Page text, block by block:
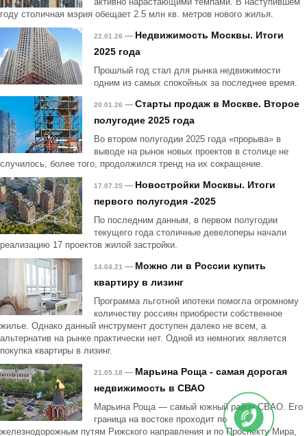
году столичная мэрия обещает 2.5 млн кв. метров нового жилья.
22.01.26 — Недвижимость Москвы. Итоги
2025 года
Прошлый год стал для рынка недвижимости
одним из самых спокойных за последнее время.
20.01.26 — Старты продаж в Москве. Второе
полугодие 2025 года
Во втором полугодии 2025 года «прорыва» в
выводе на рынок новых проектов в столице не
случилось, более того, продолжился тренд на их сокращение.
17.07.25 — Новостройки Москвы. Итоги
первого полугодия -2025
По последним данным, в первом полугодии
текущего года столичные девелоперы начали
реализацию 17 проектов жилой застройки.
14.04.21 — Можно ли в России купить
квартиру в лизинг
Программа льготной ипотеки помогла огромному
количеству россиян приобрести собственное
жилье. Однако данный инструмент доступен далеко не всем, а
альтернатив на рынке практически нет. Одной из немногих является
покупка квартиры в лизинг.
21.05.18 — Марьина Роща - самая дорогая
недвижимость в СВАО
Марьина Роща — самый южный район СВАО. Его
граница на востоке проходит по
железнодорожным путям Рижского направления и по Проспекту Мира,